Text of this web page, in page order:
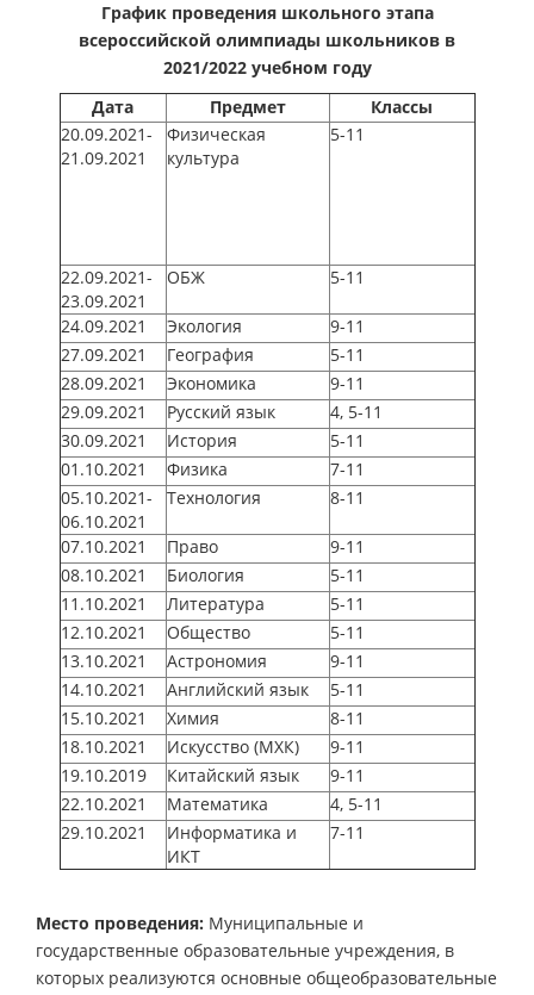
График проведения школьного этапа
всероссийской олимпиады школьников в
2021/2022 учебном году
Дата
Предмет
Классы
20.09.2021-
21.09.2021
Физическая
культура
5-11
22.09.2021-
23.09.2021
ОБЖ 5-11
24.09.2021 Экология
9-11
27.09.2021
География
5-11
28.09.2021
Экономика
9-11
29.09.2021
Русский язык
4, 5-11
30.09.2021
История
5-11
01.10.2021
Физика
7-11
05.10.2021-
06.10.2021
Технология 8-11
07.10.2021 Право
9-11
08.10.2021
Биология
5-11
11.10.2021
Литература
5-11
12.10.2021
Общество
5-11
13.10.2021
Астрономия
9-11
14.10.2021
Английский язык
5-11
15.10.2021
Химия
8-11
18.10.2021
Искусство (МХК)
9-11
19.10.2019
Китайский язык
9-11
22.10.2021
Математика
4, 5-11
29.10.2021
Информатика и
ИКТ
7-11
Место проведения: Муниципальные и
государственные образовательные учреждения, в
которых реализуются основные общеобразовательные